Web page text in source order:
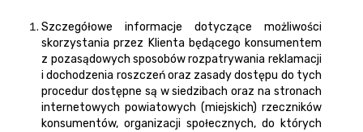
Szczegółowe informacje dotyczące możliwości
skorzystania przez Klienta będącego konsumentem
z pozasądowych sposobów rozpatrywania reklamacji
i dochodzenia roszczeń oraz zasady dostępu do tych
procedur dostępne są w siedzibach oraz na stronach
internetowych powiatowych (miejskich) rzeczników
konsumentów, organizacji społecznych, do których